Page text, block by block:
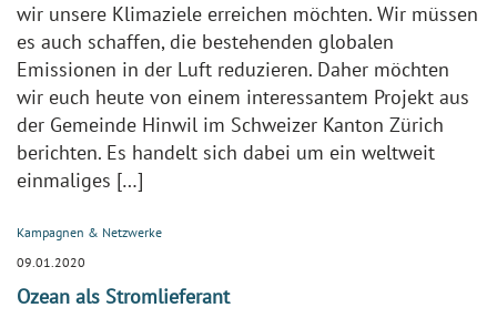
wir unsere Klimaziele erreichen möchten. Wir müssen
es auch schaffen, die bestehenden globalen
Emissionen in der Luft reduzieren. Daher möchten
wir euch heute von einem interessantem Projekt aus
der Gemeinde Hinwil im Schweizer Kanton Zürich
berichten. Es handelt sich dabei um ein weltweit
einmaliges […]
Kampagnen & Netzwerke
09.01.2020
Ozean als Stromlieferant